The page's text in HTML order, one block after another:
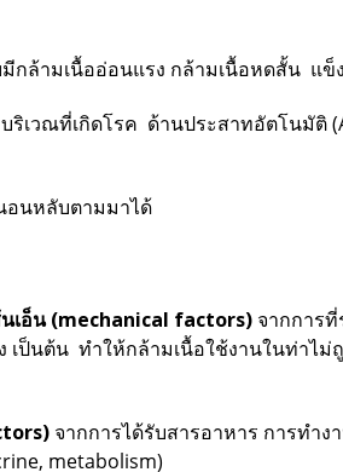
กล้ามเนื้ออ่อนแรง กล้ามเนื้อหดสั้น แข็
เวณที่เกิดโรค ด้านประสาทอัตโนมัติ
อนหลับตามมาได้
นเอ็น (mechanical factors) จากการ
ป็นต้น ทำให้กล้ามเนื้อใช้งานในท่าไ
จากการได้รับสารอาหาร การทำ
metabolism)